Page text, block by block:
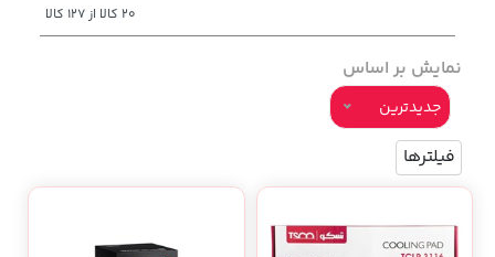
20 کالا از 127 کالا
نمایش بر اساس
جدیدترین
فیلترها